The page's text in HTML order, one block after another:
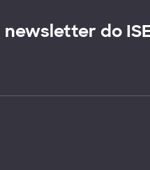
newsletter do